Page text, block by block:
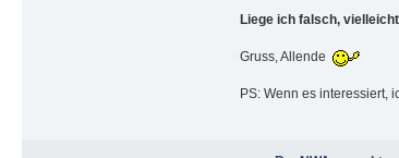
Liege ich falsch,
Gruss, Allende
PS: Wenn es interessiert,